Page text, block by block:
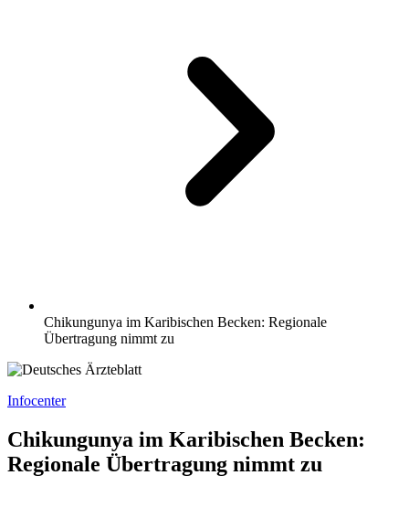
Chikungunya im Karibischen Becken: Regionale
Übertragung nimmt zu
Infocenter
Chikungunya im Karibischen Becken:
Regionale Übertragung nimmt zu